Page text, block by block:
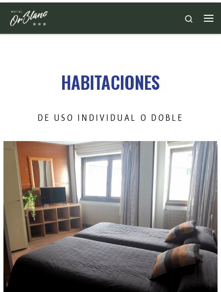
Saltar al contenido Search
HABITACIONES
DE USO INDIVIDUAL O DOBLE